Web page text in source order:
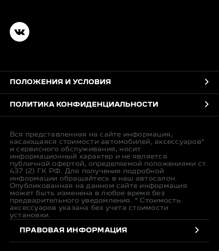
ПОЛОЖЕНИЯ И УСЛОВИЯ
ПОЛИТИКА КОНФИДЕНЦИАЛЬНОСТИ
Вся представленная на сайте информация,
касающаяся стоимости автомобилей, аксессуаров*
и сервисного обслуживания, носит
информационный характер и не является
публичной офертой, определяемой положениями ст.
437 (2) ГК РФ. Для получения подробной
информации обращайтесь в наш автосалон.
Опубликованная на данном сайте информация
может быть изменена в любое время без
предварительного уведомления. * Стоимость
аксессуаров указана без учета стоимости
установки.
ПРАВОВАЯ ИНФОРМАЦИЯ